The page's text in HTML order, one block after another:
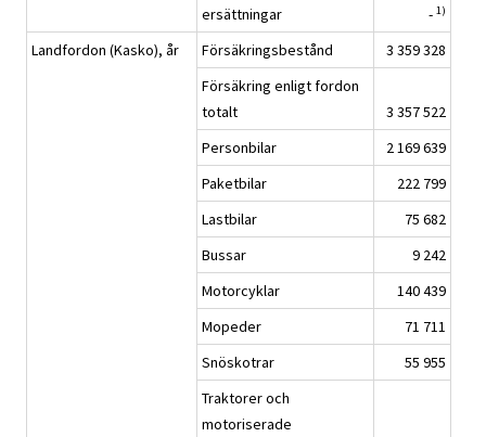
ersättningar
- 1)
Landfordon (Kasko), år Försäkringsbestånd
3 359 328
Försäkring enligt fordon
totalt
3 357 522
Personbilar
2 169 639
Paketbilar
222 799
Lastbilar
75 682
Bussar
9 242
Motorcyklar
140 439
Mopeder
71 711
Snöskotrar
55 955
Traktorer och
motoriserade